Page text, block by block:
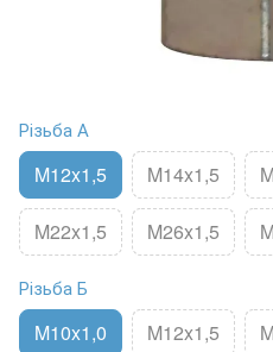
Різьба А
M12x1,5 M14x1,5
M22x1,5 M26x1,5
Різьба Б
M10x1,0 M12x1,5